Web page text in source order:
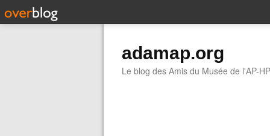
adamap.org
Le blog des Amis du Musée de l'AP-HP